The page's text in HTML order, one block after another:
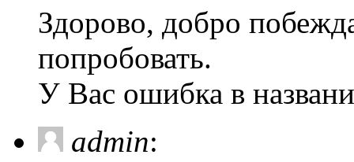
Здорово, добро
попробовать.
У Вас ошибка в
admin: